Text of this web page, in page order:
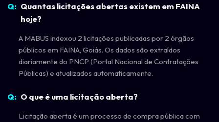
Quantas licitações abertas existem em FAINA
hoje?
A MABUS indexou 2 licitações publicadas por 2 órgãos
públicos em FAINA, Goiás. Os dados são extraídos
diariamente do PNCP (Portal Nacional de Contratações
Públicas) e atualizados automaticamente.
O que é uma licitação aberta?
Licitação aberta é um processo de compra pública com